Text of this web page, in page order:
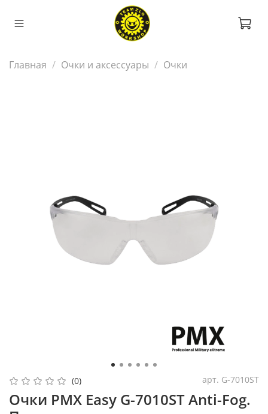
Главная Очки и аксессуары Очки
(0) арт. G-7010ST
Очки PMX Easy G-7010ST Anti-Fog.